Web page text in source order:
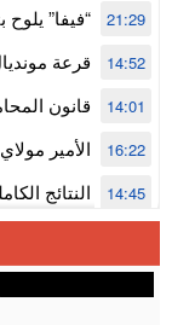
استنفار”
“فيفا” يلوح 21:29
المستوى
14:52
قانون المحاماة 14:01
الأمير
الألعاب
16:22
النتائج 14:45
سلا.. توقيف ثلاثة
أقراص 12:48